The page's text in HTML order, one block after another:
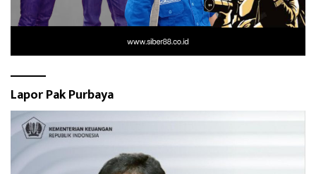
Lapor Pak Purbaya